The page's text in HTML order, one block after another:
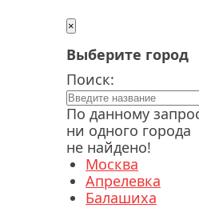
×
Выберите город
Поиск:
По данному
ни одного города
не найдено!
Москва
Апрелевка
Балашиха